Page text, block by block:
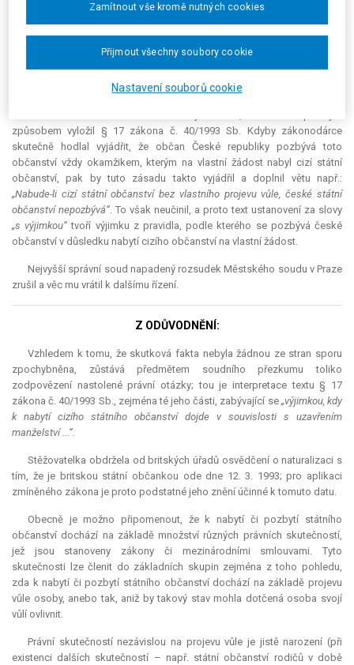
40/1993 Sb., se uvádí, že„nové znění umožní státním občanům České
republiky, kteří uzavřou manželství s cizincem, nabýt na vlastní žádost
. Jednalo se tak nejen o zpřesnění § 17 zákona, ale o jeho nové
znění.
způsobem vyložil § 17 zákona č. 40/1993 Sb. Kdyby zákonodárce
skutečně hodlal vyjádřit, že občan České republiky pozbývá toto
občanství vždy okamžikem, kterým na vlastní žádost nabyl cizí státní
občanství, pak by tuto zásadu takto vyjádřil a doplnil větu např.:
„Nabude-li cizí státní občanství bez vlastního projevu vůle, české státní
občanství nepozbývá“. To však neučinil, a proto text ustanovení za slovy
„s výjimkou“ tvoří výjimku z pravidla, podle kterého se pozbývá české
občanství v důsledku nabytí cizího občanství na vlastní žádost.
Nejvyšší správní soud napadený rozsudek Městského soudu v Praze
zrušil a věc mu vrátil k dalšímu řízení.
Z ODŮVODNĚNÍ:
Vzhledem k tomu, že skutková fakta nebyla žádnou ze stran sporu
zpochybněna, zůstává předmětem soudního přezkumu toliko
zodpovězení nastolené právní otázky; tou je interpretace textu § 17
zákona č. 40/1993 Sb., zejména té jeho části, zabývající se „výjimkou, kdy
k nabytí cizího státního občanství dojde v souvislosti s uzavřením
manželství ...“.
Stěžovatelka obdržela od britských úřadů osvědčení o naturalizaci s
tím, že je britskou státní občankou ode dne 12. 3. 1993; pro aplikaci
zmíněného zákona je proto podstatné jeho znění účinné k tomuto datu.
Obecně je možno připomenout, že k nabytí či pozbytí státního
občanství dochází na základě množství různých právních skutečností,
jež jsou stanoveny zákony či mezinárodními smlouvami. Tyto
skutečnosti lze členit do základních skupin zejména z toho pohledu,
zda k nabytí či pozbytí státního občanství dochází na základě projevu
vůle osoby, anebo tak, aniž by takový stav mohla dotčená osoba svojí
vůlí ovlivnit.
Právní skutečností nezávislou na projevu vůle je jistě narození (při
existenci dalších skutečností – např. státní občanství rodičů v době
Nastavení souborů cookie
Zamítnout vše kromě nutných cookies
Přijmout všechny soubory cookie